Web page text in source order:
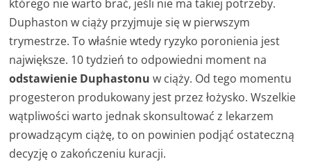
którego nie warto brać, jeśli nie ma takiej potrzeby.
Duphaston w ciąży przyjmuje się w pierwszym
trymestrze. To właśnie wtedy ryzyko poronienia jest
największe. 10 tydzień to odpowiedni moment na
odstawienie Duphastonuw ciąży. Od tego momentu
progesteron produkowany jest przez łożysko. Wszelkie
wątpliwości warto jednak skonsultować z lekarzem
prowadzącym ciążę, to on powinien podjąć ostateczną
decyzję o zakończeniu kuracji.